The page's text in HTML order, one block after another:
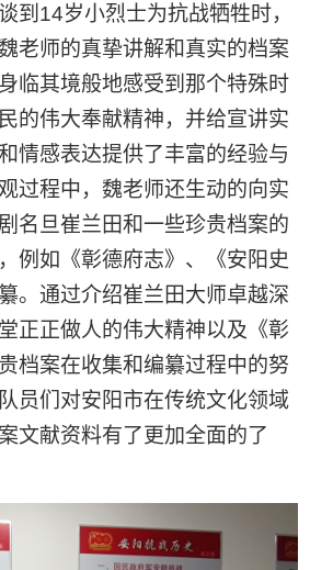
到 14岁小烈士为抗战牺牲时，
老师的真挚讲解和真实的档案
临其境般地感受到那个特殊时
的伟大奉献精神，并给宣讲实
情感表达提供了丰富的经验与
过程中，魏老师还生动的向实
名旦崔兰田和一些珍贵档案的
例如《彰德府志》、《安阳史
。通过介绍崔兰田大师卓越深
正正做人的伟大精神以及《彰
档案在收集和编纂过程中的努
员们对安阳市在传统文化领域
文献资料有了更加全面的了